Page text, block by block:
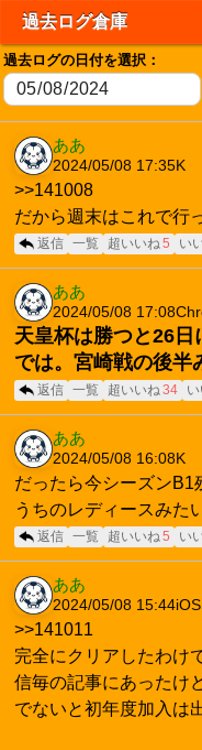
過去ログ倉庫
過去ログの日付を選択：
ああ
2024/05/08 17:35K
>>141008
だから週末はこれで行
返信 一覧 超いいね 5 い
ああ
2024/05/08 17:08
天皇杯は勝つと26
では。宮崎戦の後半
返信 一覧 超いいね 34
ああ
2024/05/08 16:08 K
だったら今シーズンB1
うちのレディースみた
返信 一覧 超いいね 5 い
ああ
2024/05/08 15:44
>>141011
完全にクリアしたわけ
信毎の記事にあったけ
でないと初年度加入は